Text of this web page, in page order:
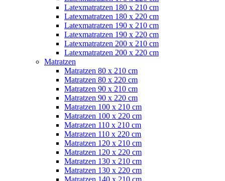
Latexmatratzen 180 x 210 cm
Latexmatratzen 180 x 220 cm
Latexmatratzen 190 x 210 cm
Latexmatratzen 190 x 220 cm
Latexmatratzen 200 x 210 cm
Latexmatratzen 200 x 220 cm
Matratzen
Matratzen 80 x 210 cm
Matratzen 80 x 220 cm
Matratzen 90 x 210 cm
Matratzen 90 x 220 cm
Matratzen 100 x 210 cm
Matratzen 100 x 220 cm
Matratzen 110 x 210 cm
Matratzen 110 x 220 cm
Matratzen 120 x 210 cm
Matratzen 120 x 220 cm
Matratzen 130 x 210 cm
Matratzen 130 x 220 cm
Matratzen 140 x 210 cm